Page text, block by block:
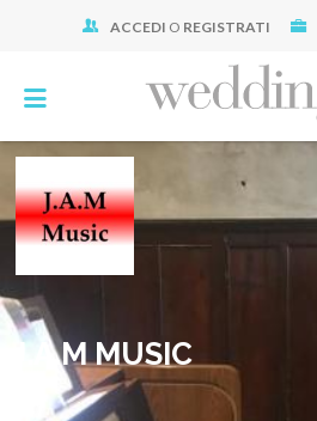
ACCEDI O REGISTRATI
J.A.M MUSIC